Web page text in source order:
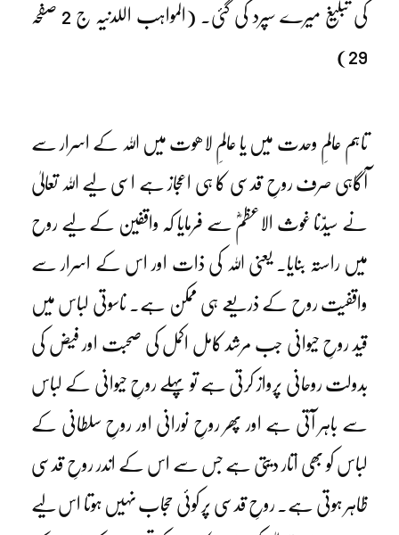
کی تبلیغ میرے سپرد کی گئی۔ (المواہب اللدنیہ ج 2 صفحہ
29)
تاہم عالمِ وحدت میں یا عالمِ لاھوت میں اللہ کے اسرار سے
آگاہی صرف روحِ قدسی کا ہی اعجاز ہے اسی لیے اللہ تعالیٰ
نے سیدّنا غوث الاعظمؓ سے فرمایا کہ واقفین کے لیے روح
میں راستہ بنایا۔ یعنی اللہ کی ذات اور اس کے اسرار سے
واقفیت روح کے ذریعے ہی ممکن ہے۔ ناسوتی لباس میں
قید روحِ حیوانی جب مرشد کامل اکمل کی صحبت اور فیض کی
بدولت روحانی پرواز کرتی ہے تو پہلے روحِ حیوانی کے لباس
سے باہر آتی ہے اور پھر روحِ نورانی اور روحِ سلطانی کے
لباس کو بھی اتار دیتی ہے جس سے اس کے اندر روحِ قدسی
ظاہر ہوتی ہے۔ روحِ قدسی پر کوئی حجاب نہیں ہوتا اس لیے